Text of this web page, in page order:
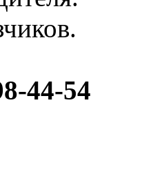
44-54